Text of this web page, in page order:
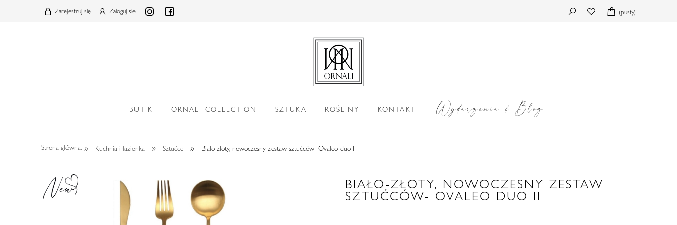
(pusty)
Zarejestruj się Zaloguj się
BUTIK ORNALI COLLECTION SZTUKA ROŚLINY KONTAKT Wydarzenia & Blog
Strona główna: » Kuchnia i łazienka » Sztućce » Biało-złoty, nowoczesny zestaw sztućców- Ovaleo duo II
BIAŁO-ZŁOTY, NOWOCZESNY ZESTAW
SZTUĆCÓW- OVALEO DUO II